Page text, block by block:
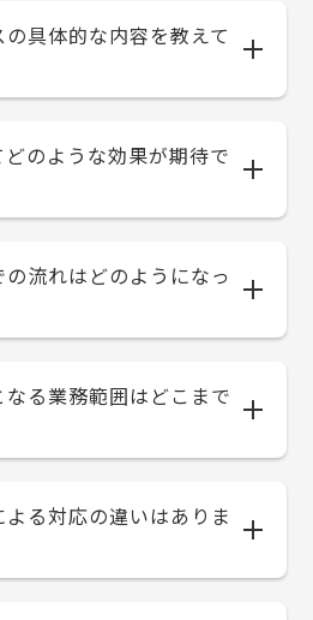
具体的な内容を教えて
のような効果が期待で
流れはどのようになっ
る業務範囲はどこまで
る対応の違いはありま